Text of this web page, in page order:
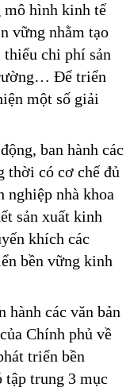
mô hình kinh tế
vững nhằm tạo
chi phí sản
Để triển
một số giải
ban hành các
thời có cơ chế đủ
nghiệp nhà khoa
sản xuất kinh
khích các
bền vững kinh
hành các văn bản
Chính phủ về
triển bền
trung 3 mục